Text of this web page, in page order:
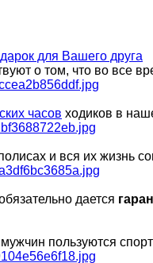
для Вашего друга
о том, что во все
часов ходиков в
и вся их жизнь
дается
пользуются